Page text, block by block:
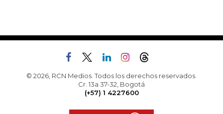
© 2026, RCN Medios. Todos los derechos reservados.
Cr. 13a 37-32, Bogotá
(+57) 1 4227600